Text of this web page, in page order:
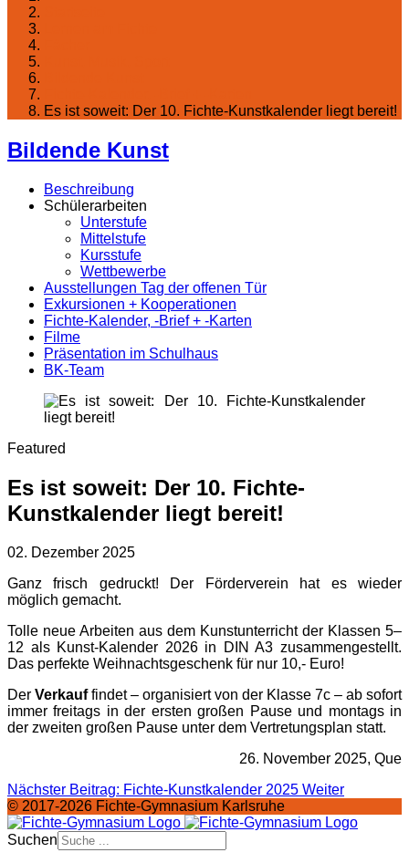
Es ist soweit: Der 10. Fichte-Kunstkalender liegt bereit!
Bildende Kunst
Beschreibung
Schülerarbeiten
Unterstufe
Mittelstufe
Kursstufe
Wettbewerbe
Ausstellungen Tag der offenen Tür
Exkursionen + Kooperationen
Fichte-Kalender, -Brief + -Karten
Filme
Präsentation im Schulhaus
BK-Team
Featured
Es ist soweit: Der 10. Fichte-
Kunstkalender liegt bereit!
02. Dezember 2025
Ganz frisch gedruckt! Der Förderverein hat es wieder
möglich gemacht.
Tolle neue Arbeiten aus dem Kunstunterricht der Klassen 5–
12 als Kunst-Kalender 2026 in DIN A3 zusammengestellt.
Das perfekte Weihnachtsgeschenk für nur 10,- Euro!
Der Verkauffindet – organisiert von der Klasse 7c – ab sofort
immer freitags in der ersten großen Pause und montags in
der zweiten großen Pause unter dem Vertretungsplan statt.
26. November 2025, Que
Nächster Beitrag: Fichte-Kunstkalender 2025 Weiter
© 2017-2026 Fichte-Gymnasium Karlsruhe
Suchen